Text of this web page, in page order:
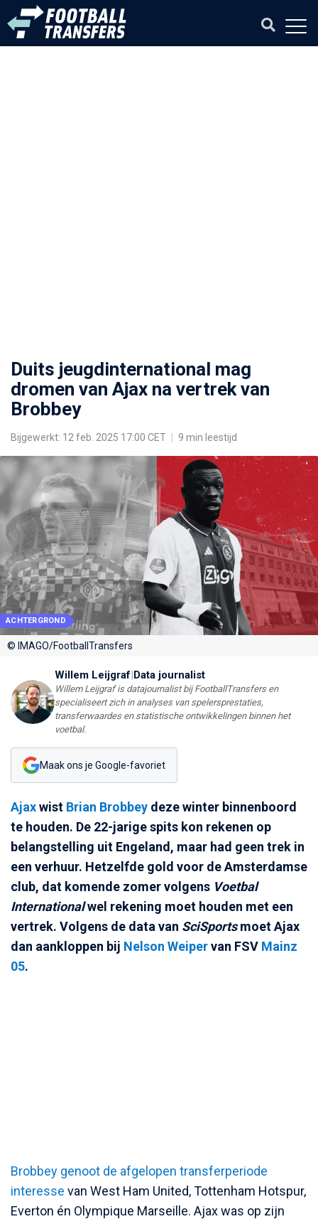
Duits jeugdinternational mag
dromen van Ajax na vertrek van
Brobbey
Bijgewerkt: 12 feb. 2025 17:00 CET 9 min leestijd
ACHTERGROND
© IMAGO/FootballTransfers
Willem Leijgraf|Data journalist
Willem Leijgraf is datajournalist bij FootballTransfers en
specialiseert zich in analyses van spelersprestaties,
transferwaardes en statistische ontwikkelingen binnen het
voetbal.
Maak ons je Google-favoriet
Ajaxwist Brian Brobbey deze winter binnenboord
te houden. De 22-jarige spits kon rekenen op
belangstelling uit Engeland, maar had geen trek in
een verhuur. Hetzelfde gold voor de Amsterdamse
club, dat komende zomer volgens Voetbal
Internationalwel rekening moet houden met een
vertrek. Volgens de data van SciSportsmoet Ajax
dan aankloppen bij Nelson Weipervan FSV Mainz
05.
Brobbey genoot de afgelopen transferperiode
interesse van West Ham United, Tottenham Hotspur,
Everton én Olympique Marseille. Ajax was op zijn